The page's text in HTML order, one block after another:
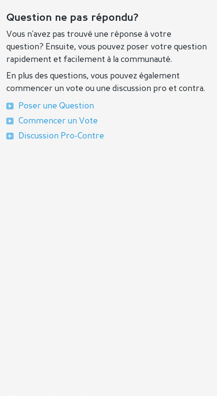
Question ne pas répondu?
Vous n’avez pas trouvé une réponse à votre
question? Ensuite, vous pouvez poser votre question
rapidement et facilement à la communauté.
En plus des questions, vous pouvez également
commencer un vote ou une discussion pro et contra.
Poser une Question
Commencer un Vote
Discussion Pro-Contre